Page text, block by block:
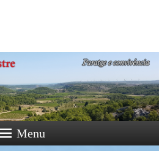
Paratge e Convivència
Menu